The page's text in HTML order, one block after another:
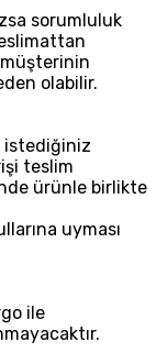
sorumluluk
olabilir.
istediğiniz
teslim
ürünle birlikte
uyması
ile